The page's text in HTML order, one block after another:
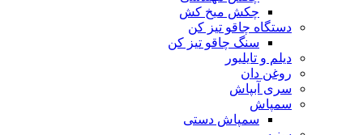
چکش میخ کش
دستگاه چاقو تیز کن
سنگ چاقو تیز کن
دیلم و تایلیور
روغن دان
سری آبپاش
سمپاش
سمپاش دستی